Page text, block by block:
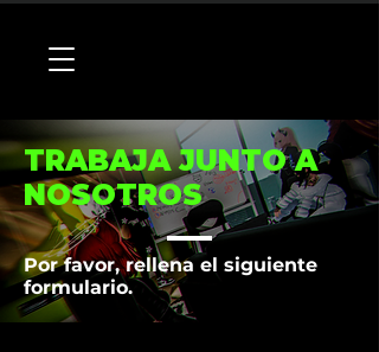
TRABAJA JUNTO A
NOSOTROS
Por favor, rellena el siguiente
formulario.